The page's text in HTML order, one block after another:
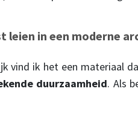
leien in een moderne
vind ik het een materiaal
duurzaamheid. Als